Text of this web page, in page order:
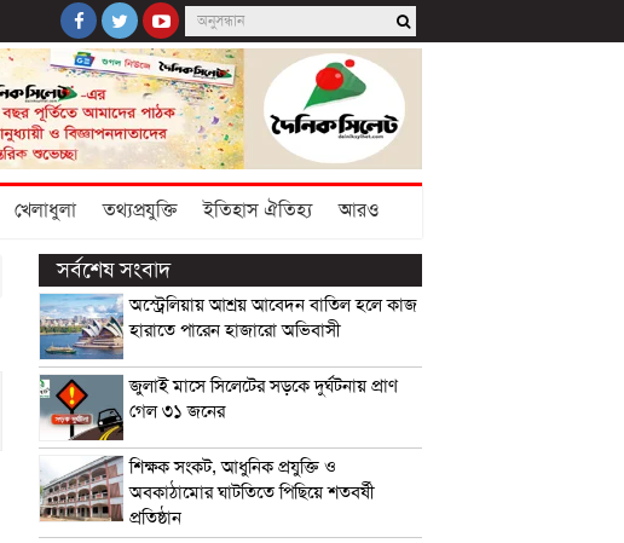
খেলাধুলা তথ্যপ্রযুক্তি ইতিহাস ঐতিহ্য আরও
সর্বশেষ সংবাদ
অস্ট্রেলিয়ায় আশ্রয় আবেদন বাতিল হলে কাজ
হারাতে পারেন হাজারো অভিবাসী
জুলাই মাসে সিলেটের সড়কে দুর্ঘটনায় প্রাণ
গেল ৩১ জনের
শিক্ষক সংকট, আধুনিক প্রযুক্তি ও
অবকাঠামোর ঘাটতিতে পিছিয়ে শতবর্ষী
প্রতিষ্ঠান